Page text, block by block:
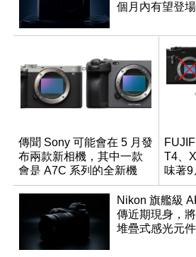
個月內有望登場
傳聞 Sony 可能會在 5 月發
布兩款新相機，其中一款
會是 A7C 系列的全新機
種？
T4、
味著
機發
Nikon 旗艦級
傳近期現身，
堆疊式感光元件